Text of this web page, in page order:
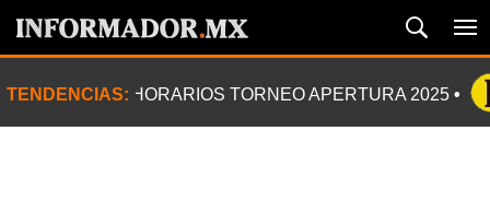
TENDENCIAS: HORARIOS TORNEO APERTURA 2025